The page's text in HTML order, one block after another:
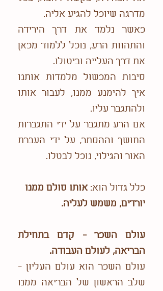
מדרגה שיוכל להגיע אליה.
כאשר נלמד את דרך הירידה
והתהוות הרע, נוכל ללמוד מכאן
את דרך העלייה וביטולו.
סיבות המכשול מלמדות אותנו
איך להימנע ממנו, לעבור אותו
ולהתגבר עליו.
אם הרע מתגבר על ידי התגברות
החושך וההסתר, על ידי העברת
האור והגילוי, נוכל לבטלו.
כלל גדול הוא: אותו סולם ממנו
יורדים, משמש לעליה.
עולם השכר - קדם בתחילת
הבריאה, לעולם העבודה.
עולם השכר הוא עולם העליון -
שלב הראשון של הבריאה ממנו